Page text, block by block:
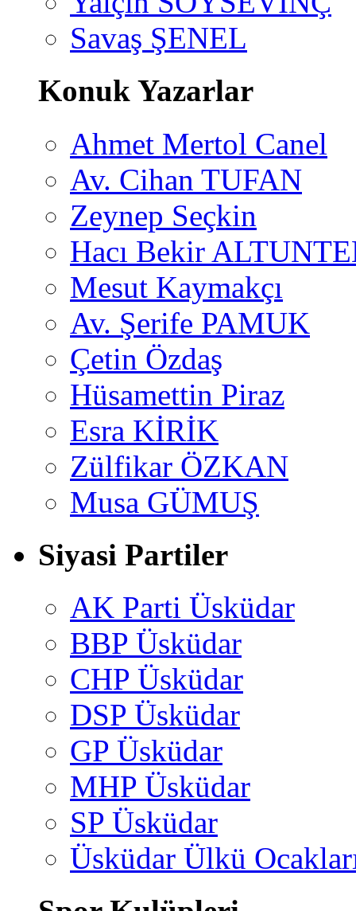
Savaş ŞENEL
Konuk Yazarlar
Ahmet Mertol Canel
Av. Cihan TUFAN
Zeynep Seçkin
Hacı Bekir
Mesut Kaymakçı
Av. Şerife PAMUK
Çetin Özdaş
Hüsamettin Piraz
Esra KİRİK
Zülfikar ÖZKAN
Musa GÜMUŞ
Siyasi Partiler
AK Parti Üsküdar
BBP Üsküdar
CHP Üsküdar
DSP Üsküdar
GP Üsküdar
MHP Üsküdar
SP Üsküdar
Üsküdar Ülkü